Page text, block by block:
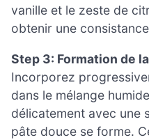
vanille et le zeste de
obtenir une
Step 3: Formation de
Incorporez
dans le mélange
délicatement avec une
pâte douce se forme.